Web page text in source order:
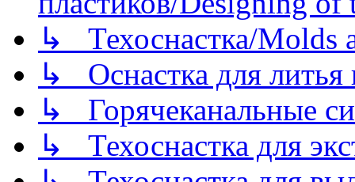
↳ Техоснастка/Molds
↳ Оснастка для литья
↳ Горячеканальные
↳ Техоснастка для